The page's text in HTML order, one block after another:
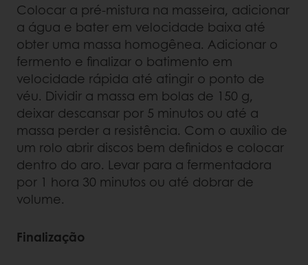
Colocar a pré-mistura na masseira, adicionar
a água e bater em velocidade baixa até
obter uma massa homogênea. Adicionar o
fermento e finalizar o batimento em
velocidade rápida até atingir o ponto de
véu. Dividir a massa em bolas de 150 g,
deixar descansar por 5 minutos ou até a
massa perder a resistência. Com o auxílio de
um rolo abrir discos bem definidos e colocar
dentro do aro. Levar para a fermentadora
por 1 hora 30 minutos ou até dobrar de
volume.
Finalização